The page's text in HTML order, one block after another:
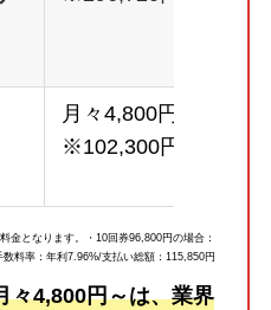
月々4,800円～
※102,300円
金となります。・10回券96,800円の場合：
料率：年利7.96%/支払い総額：115,850円
々4,800円～は、業界